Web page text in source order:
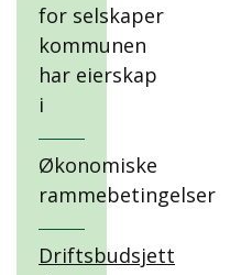
for selskaper
kommunen
har eierskap
i
Økonomiske
rammebetingelser
Driftsbudsjett